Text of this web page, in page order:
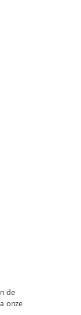
de
onze